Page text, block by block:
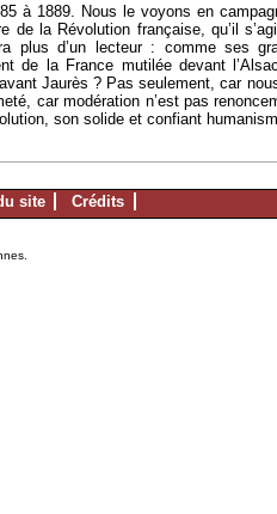
à 1889. Nous le voyons en
de la Révolution française, qu’il
plus d’un lecteur : comme ses
de la France mutilée devant
Jaurès ? Pas seulement, car
car modération n’est pas
son solide et confiant
site Crédits